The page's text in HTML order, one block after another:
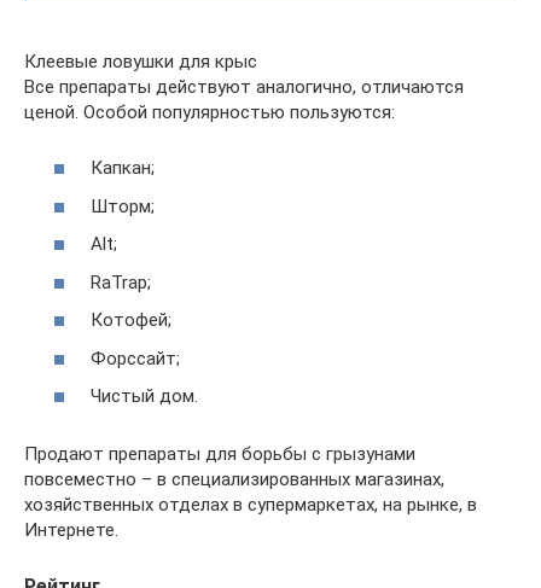
Клеевые ловушки для крыс
Все препараты действуют аналогично, отличаются
ценой. Особой популярностью пользуются:
Капкан;
Шторм;
Alt;
RaTrap;
Котофей;
Форссайт;
Чистый дом.
Продают препараты для борьбы с грызунами
повсеместно – в специализированных магазинах,
хозяйственных отделах в супермаркетах, на рынке, в
Интернете.